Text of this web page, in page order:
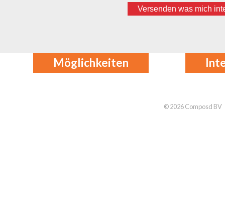
Möglichkeiten
© 2026 Composd